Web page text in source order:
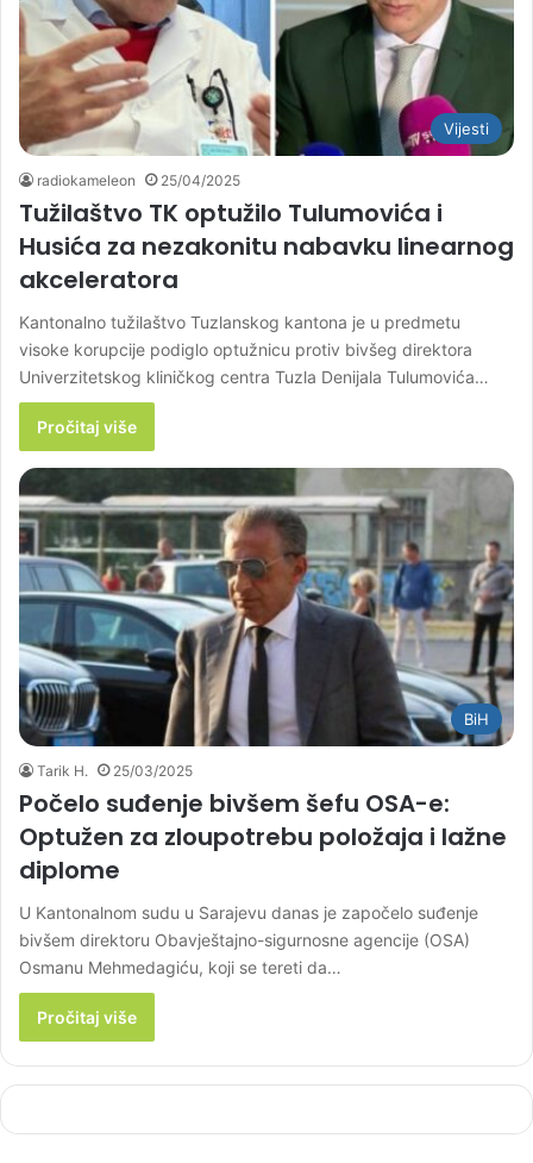
Vijesti
radiokameleon 25/04/2025
Tužilaštvo TK optužilo Tulumovića i
Husića za nezakonitu nabavku linearnog
akceleratora
Kantonalno tužilaštvo Tuzlanskog kantona je u predmetu
visoke korupcije podiglo optužnicu protiv bivšeg direktora
Univerzitetskog kliničkog centra Tuzla Denijala Tulumovića…
Pročitaj više
BiH
Tarik H. 25/03/2025
Počelo suđenje bivšem šefu OSA-e:
Optužen za zloupotrebu položaja i lažne
diplome
U Kantonalnom sudu u Sarajevu danas je započelo suđenje
bivšem direktoru Obavještajno-sigurnosne agencije (OSA)
Osmanu Mehmedagiću, koji se tereti da…
Pročitaj više